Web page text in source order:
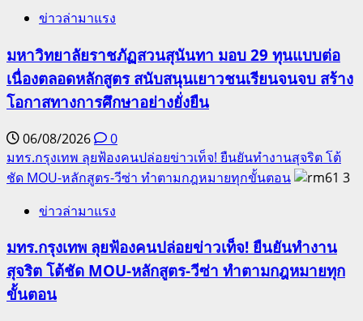
ข่าวล่ามาแรง
มหาวิทยาลัยราชภัฏสวนสุนันทา มอบ 29 ทุนแบบต่อ
เนื่องตลอดหลักสูตร สนับสนุนเยาวชนเรียนจนจบ สร้าง
โอกาสทางการศึกษาอย่างยั่งยืน
06/08/2026
0
มทร.กรุงเทพ ลุยฟ้องคนปล่อยข่าวเท็จ! ยืนยันทำงานสุจริต โต้
ชัด MOU-หลักสูตร-วีซ่า ทำตามกฎหมายทุกขั้นตอน
3
ข่าวล่ามาแรง
มทร.กรุงเทพ ลุยฟ้องคนปล่อยข่าวเท็จ! ยืนยันทำงาน
สุจริต โต้ชัด MOU-หลักสูตร-วีซ่า ทำตามกฎหมายทุก
ขั้นตอน